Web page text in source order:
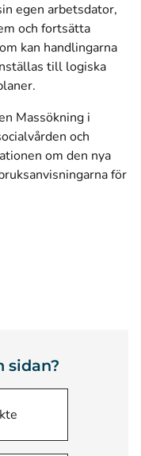
egen arbetsdator,
och fortsätta
kan handlingarna
till logiska
Massökning i
och
om den nya
för
sidan?